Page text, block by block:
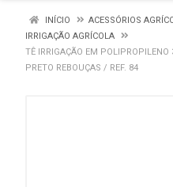
INÍCIO
ACESSÓRIOS
IRRIGAÇÃO AGRÍCOLA
TÊ IRRIGAÇÃO EM POLIPROPILENO
PRETO REBOUÇAS / REF. 84